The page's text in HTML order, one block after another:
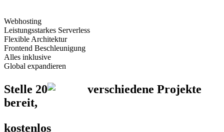
Webhosting
Leistungsstarkes Serverless
Flexible Architektur
Frontend Beschleunigung
Alles inklusive
Global expandieren
Stelle 20
verschiedene Projekte
bereit,
kostenlos